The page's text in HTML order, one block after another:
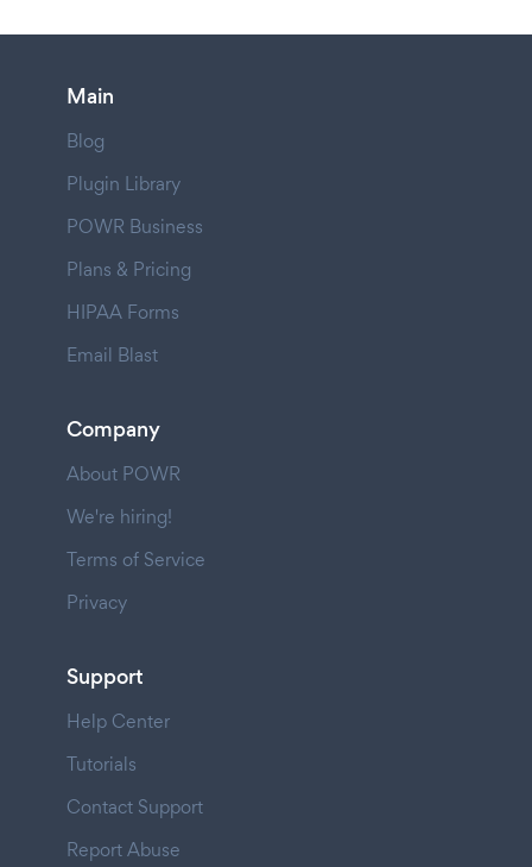
Main
Blog
Plugin Library
POWR Business
Plans & Pricing
HIPAA Forms
Email Blast
Company
About POWR
We're hiring!
Terms of Service
Privacy
Support
Help Center
Tutorials
Contact Support
Report Abuse